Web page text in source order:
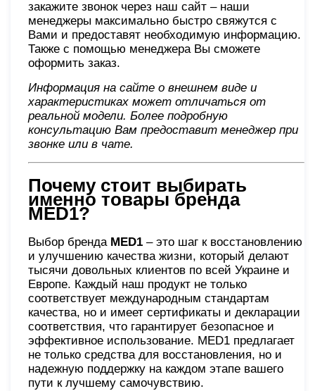
закажите звонок через наш сайт – наши
менеджеры максимально быстро свяжутся с
Вами и предоставят необходимую информацию.
Также с помощью менеджера Вы сможете
оформить заказ.
Информация на сайте о внешнем виде и
характеристиках может отличаться от
реальной модели. Более подробную
консультацию Вам предоставит менеджер при
звонке или в чате.
Почему стоит выбирать
именно товары бренда
MED1?
Выбор бренда MED1 – это шаг к восстановлению
и улучшению качества жизни, который делают
тысячи довольных клиентов по всей Украине и
Европе. Каждый наш продукт не только
соответствует международным стандартам
качества, но и имеет сертификаты и декларации
соответствия, что гарантирует безопасное и
эффективное использование. MED1 предлагает
не только средства для восстановления, но и
надежную поддержку на каждом этапе вашего
пути к лучшему самочувствию.